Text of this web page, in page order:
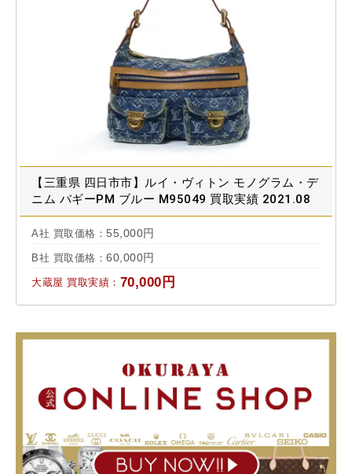
【三重県 四日市市】ルイ・ヴィトン モノグラム・デ
ニム バギーPM ブルー M95049 買取実績 2021.08
A社 買取価格： 55,000円
B社 買取価格： 60,000円
大蔵屋 買取実績： 70,000円